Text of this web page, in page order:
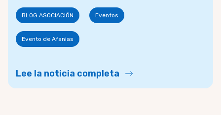
BLOG ASOCIACIÓN Eventos
Evento de Afanias
Lee la noticia completa